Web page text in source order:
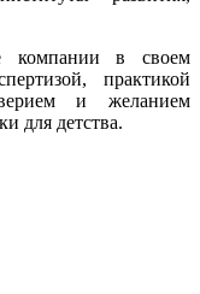
компании в своем
практикой
и желанием
для детства.